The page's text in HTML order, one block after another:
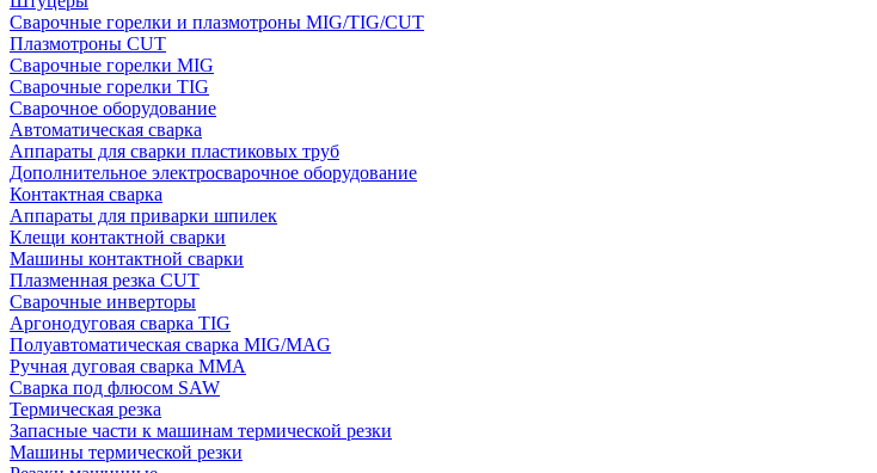
Сварочные горелки и плазмотроны MIG/TIG/CUT
Плазмотроны CUT
Сварочные горелки MIG
Сварочные горелки TIG
Сварочное оборудование
Автоматическая сварка
Аппараты для сварки пластиковых труб
Дополнительное электросварочное оборудование
Контактная сварка
Аппараты для приварки шпилек
Клещи контактной сварки
Машины контактной сварки
Плазменная резка CUT
Сварочные инверторы
Аргонодуговая сварка TIG
Полуавтоматическая сварка MIG/MAG
Ручная дуговая сварка MMA
Сварка под флюсом SAW
Термическая резка
Запасные части к машинам термической резки
Машины термической резки